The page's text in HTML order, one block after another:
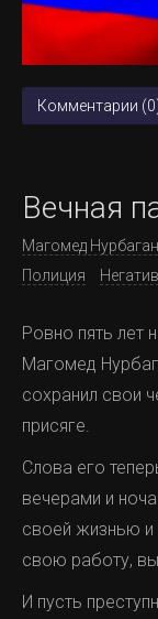
Комментарии
Вечная
Магомед
Полиция
Негатив
Ровно пять лет
Магомед
сохранил свои
присяге.
Слова его
вечерами и
своей жизнью и
свою работу,
И пусть